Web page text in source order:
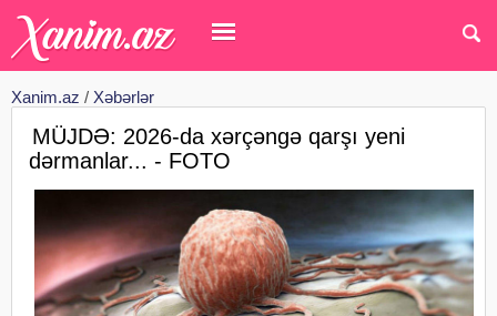
Xanim.az / Xəbərlər
MÜJDƏ: 2026-da xərçəngə qarşı yeni
dərmanlar... - FOTO